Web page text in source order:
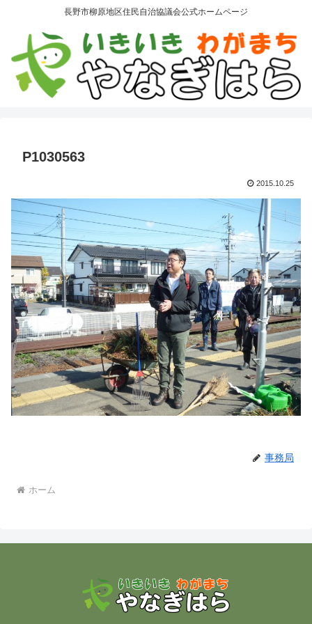
長野市柳原地区住民自治協議会公式ホームページ
P1030563
2015.10.25
事務局
ホーム